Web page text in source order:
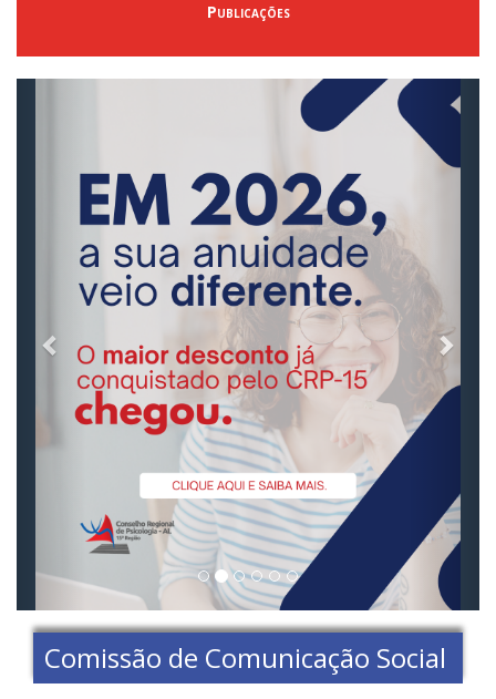
Publicações
Comissão de Comunicação Social